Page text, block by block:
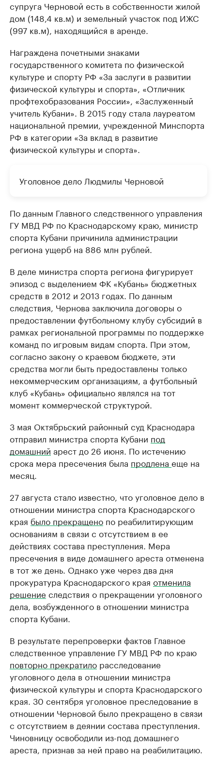
супруга Черновой есть в собственности жилой
дом (148,4 кв.м) и земельный участок под ИЖС
(997 кв.м), находящийся в аренде.
Награждена почетными знаками
государственного комитета по физической
культуре и спорту РФ «За заслуги в развитии
физической культуры и спорта», «Отличник
профтехобразования России», «Заслуженный
учитель Кубани». В 2015 году стала лауреатом
национальной премии, учрежденной Минспорта
РФ в категории «За вклад в развитие
физической культуры и спорта».
Уголовное дело Людмилы Черновой
По данным Главного следственного управления
ГУ МВД РФ по Краснодарскому краю, министр
спорта Кубани причинила администрации
региона ущерб на 886 млн рублей.
В деле министра спорта региона фигурирует
эпизод с выделением ФК «Кубань» бюджетных
средств в 2012 и 2013 годах. По данным
следствия, Чернова заключила договоры о
предоставлении футбольному клубу субсидий в
рамках региональной программы по поддержке
команд по игровым видам спорта. При этом,
согласно закону о краевом бюджете, эти
средства могли быть предоставлены только
некоммерческим организациям, а футбольный
клуб «Кубань» официально являлся на тот
момент коммерческой структурой.
3 мая Октябрьский районный суд Краснодара
отправил министра спорта Кубани под
домашний арест до 26 июня. По истечению
срока мера пресечения была продлена еще на
месяц.
27 августа стало известно, что уголовное дело в
отношении министра спорта Краснодарского
края было прекращено по реабилитирующим
основаниям в связи с отсутствием в ее
действиях состава преступления. Мера
пресечения в виде домашнего ареста отменена
в тот же день. Однако уже через два дня
прокуратура Краснодарского края отменила
решение следствия о прекращении уголовного
дела, возбужденного в отношении министра
спорта Кубани.
В результате перепроверки фактов Главное
следственное управление ГУ МВД РФ по краю
повторно прекратило расследование
уголовного дела в отношении министра
физической культуры и спорта Краснодарского
края. 30 сентября уголовное преследование в
отношении Черновой было прекращено в связи
с отсутствием в деянии состава преступления.
Чиновницу освободили из-под домашнего
ареста, признав за ней право на реабилитацию.